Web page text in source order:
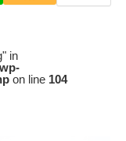
in
on line 104